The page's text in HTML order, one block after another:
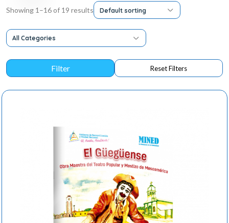
Showing 1–16 of 19 results Default sorting
All Categories